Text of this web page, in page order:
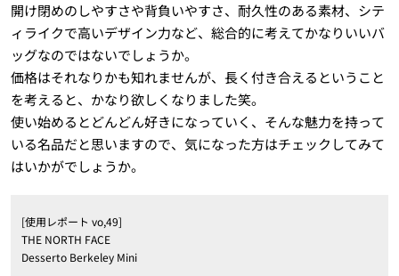
開け閉めのしやすさや背負いやすさ、耐久性のある素材、シテ
ィライクで高いデザイン力など、総合的に考えてかなりいいバ
ッグなのではないでしょうか。
価格はそれなりかも知れませんが、長く付き合えるということ
を考えると、かなり欲しくなりました笑。
使い始めるとどんどん好きになっていく、そんな魅力を持って
いる名品だと思いますので、気になった方はチェックしてみて
はいかがでしょうか。
[使用レポート vo,49]
THE NORTH FACE
Desserto Berkeley Mini